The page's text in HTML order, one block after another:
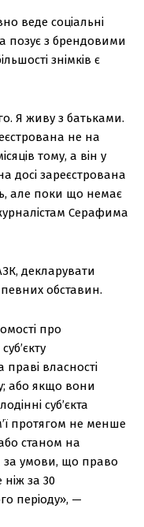
веде соціальні
позує з брендовими
знімків є
Я живу з батьками.
не на
тому, а він у
досі зареєстрована
але поки що немає
Серафима
декларувати
обставин.
про
праві власності
або якщо вони
суб’єкта
протягом не менше
станом на
за умови, що право
за 30
періоду», —